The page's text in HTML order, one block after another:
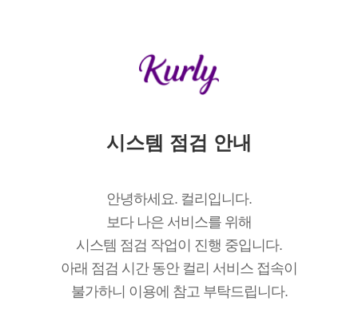
시스템 점검 안내
안녕하세요. 컬리입니다.
보다 나은 서비스를 위해
시스템 점검 작업이 진행 중입니다.
아래 점검 시간 동안 컬리 서비스 접속이
불가하니 이용에 참고 부탁드립니다.